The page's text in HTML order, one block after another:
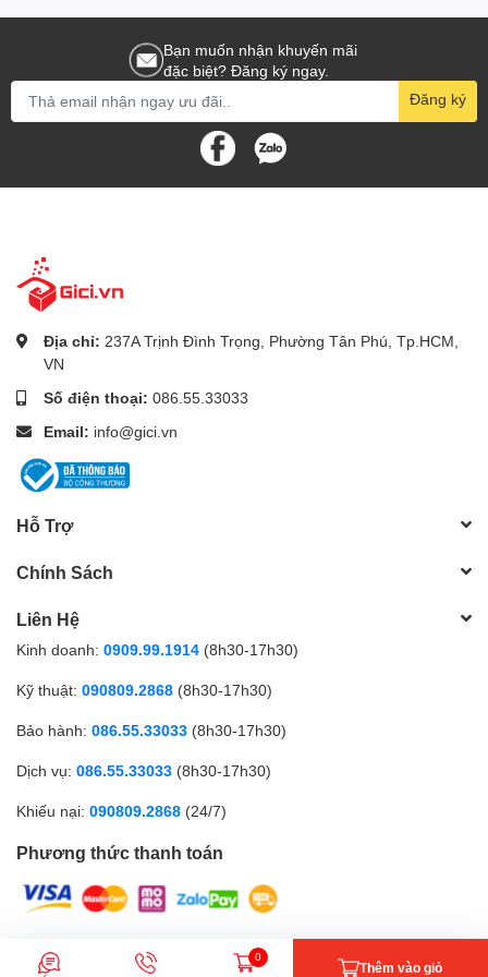
Bạn muốn nhận khuyến mãi
đặc biệt? Đăng ký ngay.
Đăng ký
Địa chỉ: 237A Trịnh Đình Trọng, Phường Tân Phú, Tp.HCM,
VN
Số điện thoại: 086.55.33033
Email: info@gici.vn
Hỗ Trợ
Chính Sách
Liên Hệ
Kinh doanh: 0909.99.1914 (8h30-17h30)
Kỹ thuật: 090809.2868 (8h30-17h30)
Bảo hành: 086.55.33033 (8h30-17h30)
Dịch vụ: 086.55.33033 (8h30-17h30)
Khiếu nại: 090809.2868 (24/7)
Phương thức thanh toán
CÔNG TY TNHH MTV GICI | Đăng ký kinh doanh số: 0317179268 |
0
Thêm vào giỏ